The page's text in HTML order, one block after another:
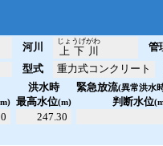
河川 上下川
じょうげがわ
管
型式 重力式コンクリート
洪水時
最高水位(m)
247.30
緊急放流(異常洪水
判断水位